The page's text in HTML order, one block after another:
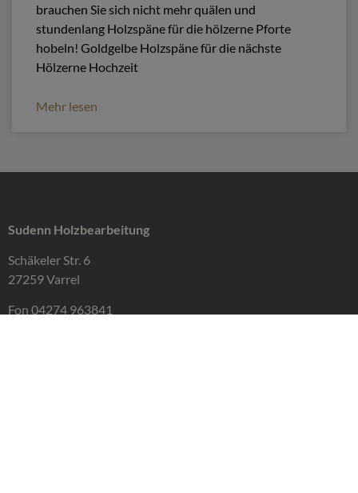
brauchen Sie sich nicht mehr quälen und
stundenlang Holzspäne für die hölzerne Pforte
hobeln! Goldgelbe Holzspäne für die nächste
Hölzerne Hochzeit
Mehr lesen
Sudenn Holzbearbeitung
Schäkeler Str. 6
27259 Varrel
Fon 04274 963841